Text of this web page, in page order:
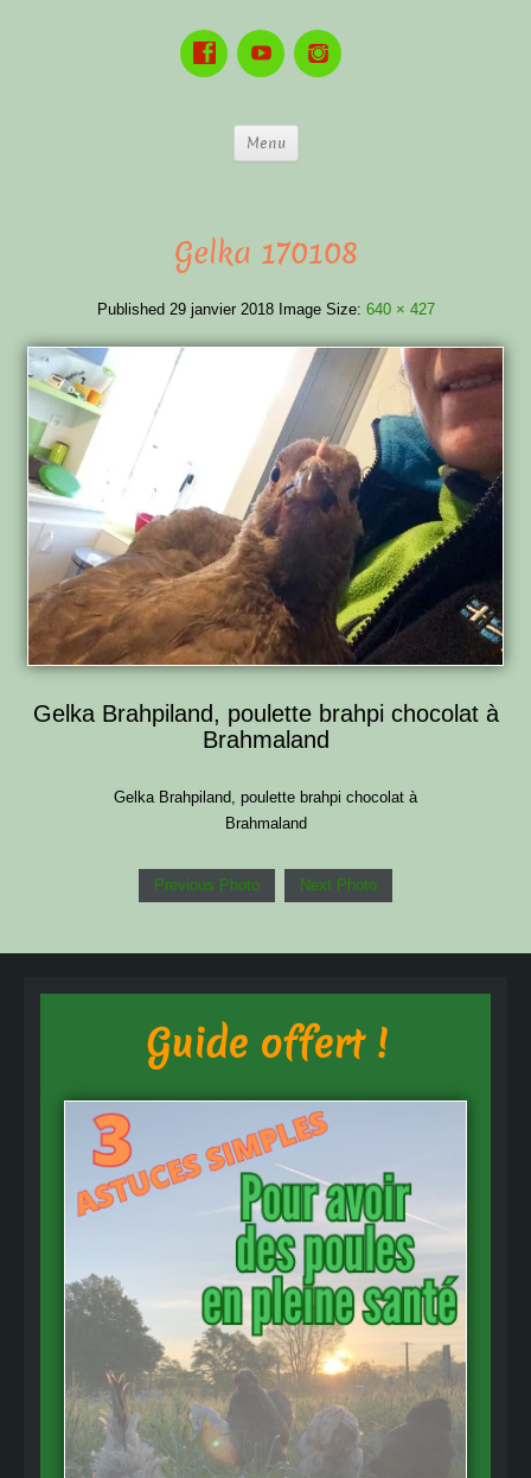
Menu
Gelka 170108
Published 29 janvier 2018 Image Size: 640 × 427
Gelka Brahpiland, poulette brahpi chocolat à
Brahmaland
Gelka Brahpiland, poulette brahpi chocolat à
Brahmaland
Previous Photo Next Photo
Guide offert !